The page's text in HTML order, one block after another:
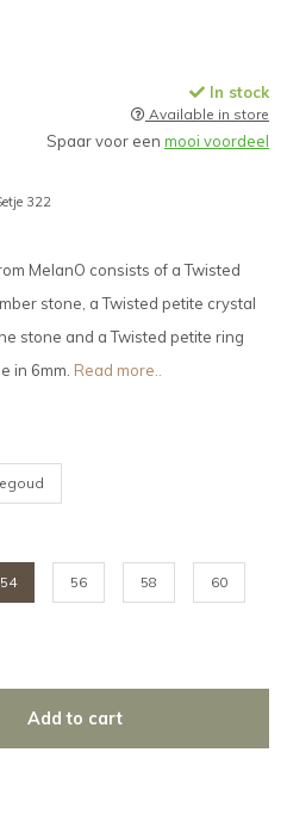
In stock
Available in store
Spaar voor een mooi voordeel
322
MelanO consists of a Twisted
stone, a Twisted petite crystal
stone and a Twisted petite ring
in 6mm. Read more..
54 56 58 60
Add to cart